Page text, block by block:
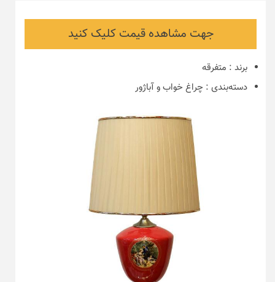
جهت مشاهده قیمت کلیک کنید
برند : متفرقه
دسته‌بندی : چراغ خواب و آباژور